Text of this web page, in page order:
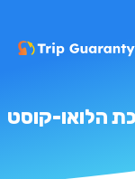
הלואו-קוסט